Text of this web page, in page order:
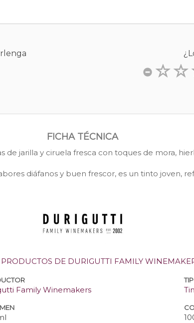
FICHA TÉCNICA
de jarilla y ciruela fresca con toques de mora,
diáfanos y buen frescor, es un tinto joven,
DE DURIGUTTI FAMILY
Family Winemakers